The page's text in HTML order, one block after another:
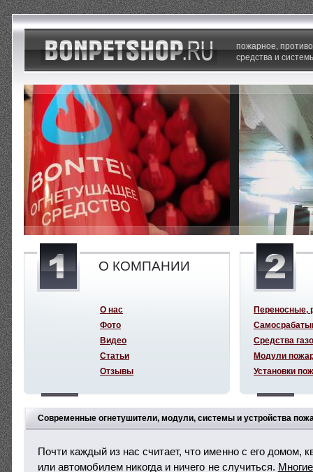
Современные огнетушители, модули, системы и устройства
Почти каждый из нас считает, что именно с его домом,
или автомобилем никогда и ничего не случиться.
пожарное,
средства и
О КОМПАНИИ
О нас
Фото
Видео
Статьи
Отзывы
Переносные,
Средства
Модули
Установки